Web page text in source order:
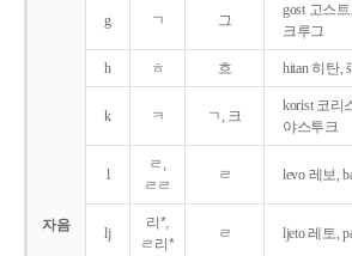
자음
g ㄱ 그
gost 고스
크루그
h ㅎ 흐 hitan 히탄,
k ㅋ ㄱ, 크
korist 코리
야스투크
l
ㄹ,
ㄹㄹ
ㄹ levo 레보,
lj
리*,
ㄹ리*
ㄹ ljeto 레토,